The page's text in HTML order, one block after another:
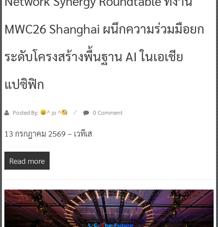
MWC26 Shanghai ผนึกความร่วมมือยก
ระดับโครงสร้างพื้นฐาน AI ในเอเชีย
แปซิฟิก
Posted By: ^ jo ^ 0 Comment
13 กรกฎาคม 2569 – เวทีเส
Read more